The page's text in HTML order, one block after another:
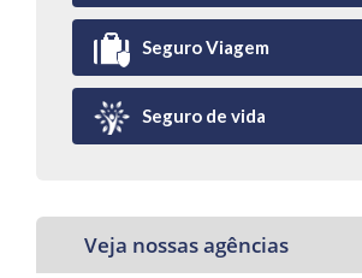
Seguro Viagem
Seguro de vida
Veja nossas agências